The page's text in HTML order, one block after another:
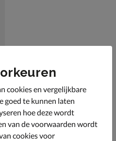
cookies en vergelijkbare
goed te kunnen laten
hoe deze wordt
van de voorwaarden wordt
cookies voor